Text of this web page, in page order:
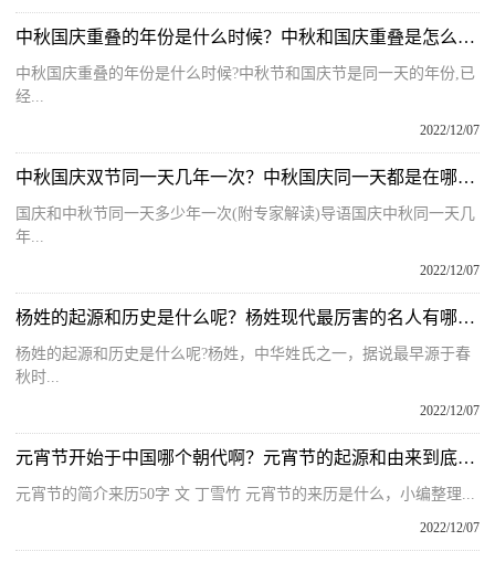
中秋国庆重叠的年份是什么时候？中秋和国庆重叠是怎么算出来的？
中秋国庆重叠的年份是什么时候?中秋节和国庆节是同一天的年份,已
经...
2022/12/07
中秋国庆双节同一天几年一次？中秋国庆同一天都是在哪一年出现？
国庆和中秋节同一天多少年一次(附专家解读)导语国庆中秋同一天几
年...
2022/12/07
杨姓的起源和历史是什么呢？杨姓现代最厉害的名人有哪些名字呢？
杨姓的起源和历史是什么呢?杨姓，中华姓氏之一，据说最早源于春
秋时...
2022/12/07
元宵节开始于中国哪个朝代啊？元宵节的起源和由来到底是什么呢？
元宵节的简介来历50字 文 丁雪竹 元宵节的来历是什么，小编整理...
2022/12/07